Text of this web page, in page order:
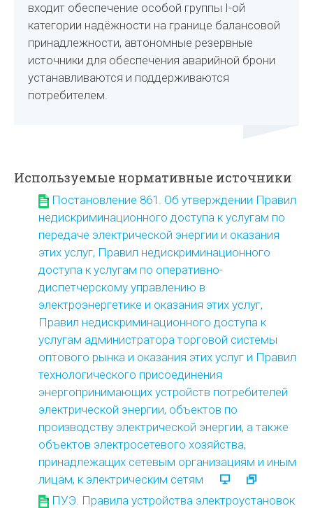
входит обеспечение особой группы I-ой
категории надёжности на границе балансовой
принадлежности, автономные резервные
источники для обеспечения аварийной брони
устанавливаются и поддерживаются
потребителем.
Используемые нормативные источники
Постановление 861. Об утверждении Правил
недискриминационного доступа к услугам по
передаче электрической энергии и оказания
этих услуг, Правил недискриминационного
доступа к услугам по оперативно-
диспетчерскому управлению в
электроэнергетике и оказания этих услуг,
Правил недискриминационного доступа к
услугам администратора торговой системы
оптового рынка и оказания этих услуг и Правил
технологического присоединения
энергопринимающих устройств потребителей
электрической энергии, объектов по
производству электрической энергии, а также
объектов электросетевого хозяйства,
принадлежащих сетевым организациям и иным
лицам, к электрическим сетям
ПУЭ. Правила устройства электроустановок